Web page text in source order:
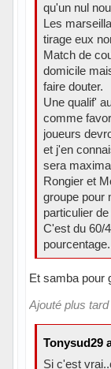
qu'un nul
Les
tirage eux
Match de
domicile
faire douter.
Une qualif'
comme
joueurs
et j'en
sera
Rongier et
groupe pour
particulier
C'est du 60/
pourcentage.
Et samba pour
Ajouté plus
Tonysud29
Si c'est